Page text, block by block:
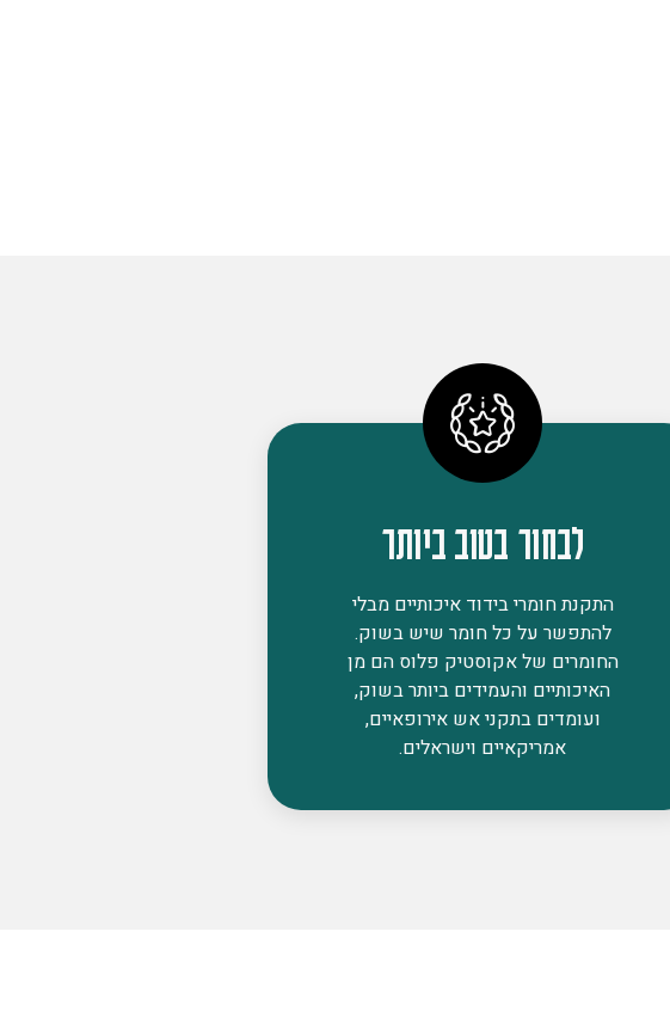
לבחור בטוב ביותר
התקנת חומרי בידוד איכותיים מבלי
להתפשר על כל חומר שיש בשוק.
החומרים של אקוסטיק פלוס הם מן
האיכותיים והעמידים ביותר בשוק,
ועומדים בתקני אש אירופאיים,
אמריקאיים וישראלים.